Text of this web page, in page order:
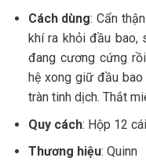
Cách dùng: Cẩn
khí ra khỏi đầu bao,
đang cương cứng
hệ xong giữ đầu
tràn tinh dịch. Thắt
Quy cách: Hộp 12 cái
Thương hiệu: Quinn